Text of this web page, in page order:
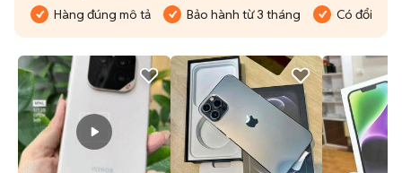
Hàng đúng mô tả Bảo hành từ 3 tháng Có đổi trả